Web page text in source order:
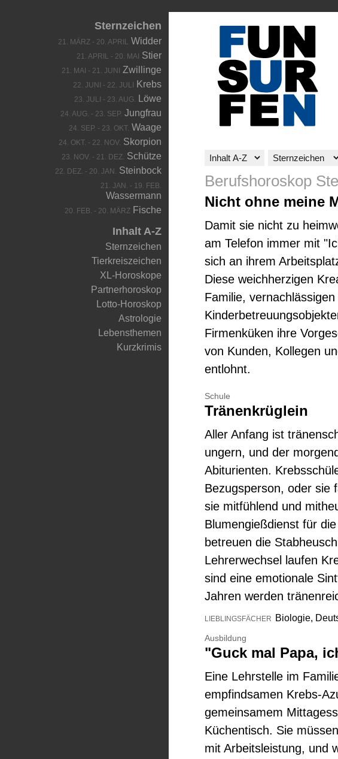
Sternzeichen
21. MÄRZ - 20. APRIL Widder
21. APRIL - 20. MAI Stier
21. MAI - 21. JUNI Zwillinge
22. JUNI - 22. JULI Krebs
23. JULI - 23. AUG. Löwe
24. AUG. - 23. SEP. Jungfrau
24. SEP. - 23. OKT. Waage
24. OKT. - 22. NOV. Skorpion
23. NOV. - 21. DEZ. Schütze
22. DEZ. - 20. JAN. Steinbock
21. JAN. - 19. FEB.
Wassermann
20. FEB. - 20. MÄRZ Fische
Inhalt A-Z
Sternzeichen
Tierkreiszeichen
XL-Horoskope
Partnerhoroskop
Lotto-Horoskop
Astrologie
Lebensthemen
Kurzkrimis
Berufshoroskop
Nicht ohne meine
Damit sie nicht zu
am Telefon immer mit
sich an ihrem
Diese weichherzigen
Familie,
Firmenküken ihre
von Kunden, Kollegen
entlohnt.
Schule
Tränenkrüglein
Aller Anfang ist
ungern, und der
Abiturienten.
Bezugsperson, oder sie
sie mitfühlend und
Blumengießdienst für
betreuen die
Lehrerwechsel laufen
sind eine emotionale
Jahren werden
LIEBLINGSFÄCHER Biologie,
Ausbildung
"Guck mal Papa,
Eine Lehrstelle im
empfindsamen Krebs-
gemeinsamem
Küchentisch. Sie
mit Arbeitsleistung, und